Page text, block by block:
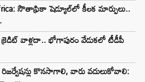
సౌతాఫ్రికా షెడ్యూల్‌లో కీలక మార్పులు..
వాళ్లదా.. భోగాపురం వేడుకలో టీడీపీ
కొనసాగాలి, వారు వదులుకోవాలి: